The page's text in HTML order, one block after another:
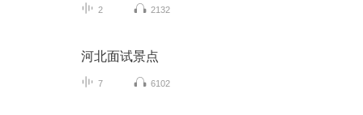
2 2132
河北面试景点
7 6102